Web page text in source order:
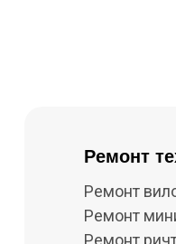
Ремонт
Ремонт
Ремонт
Ремонт